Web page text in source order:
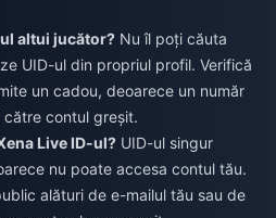
altui jucător? Nu îl poți căuta
UID-ul din propriul profil. Verifică
un cadou, deoarece un număr
contul greșit.
Live ID-ul? UID-ul singur
nu poate accesa contul tău.
alături de e-mailul tău sau de